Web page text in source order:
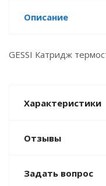
Описание
GESSI Катридж
Характеристики
Отзывы
Задать вопрос